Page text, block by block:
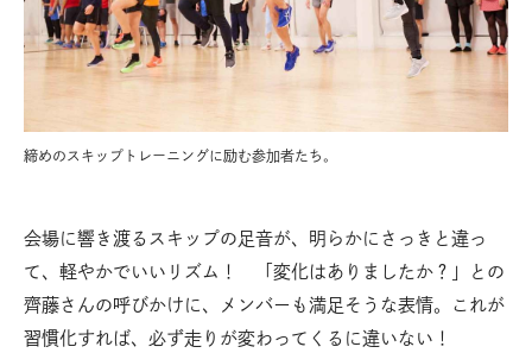
締めのスキップトレーニングに励む参加者たち。
会場に響き渡るスキップの足音が、明らかにさっきと違っ
て、軽やかでいいリズム！ 「変化はありましたか？」との
齊藤さんの呼びかけに、メンバーも満足そうな表情。これが
習慣化すれば、必ず走りが変わってくるに違いない！